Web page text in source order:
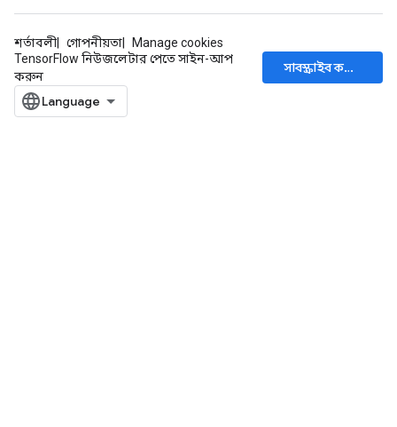
শর্তাবলী গোপনীয়তা
Manage cookies
TensorFlow নিউজলেটার পেতে সাইন-আপ
করুন
সাবস্ক্রাইব করুন